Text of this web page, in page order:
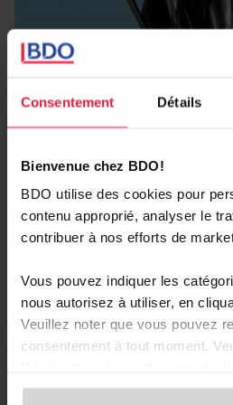
Consentement Détails
Bienvenue chez BDO!
BDO utilise des cookies pour
contenu approprié, analyser le
contribuer à nos efforts de
Vous pouvez indiquer les
nous autorisez à utiliser, en
Veuillez noter que vous pouvez
consentement à tout moment.
cookieset notreDéclaration de
MAY 19, 2026
En savoir plus